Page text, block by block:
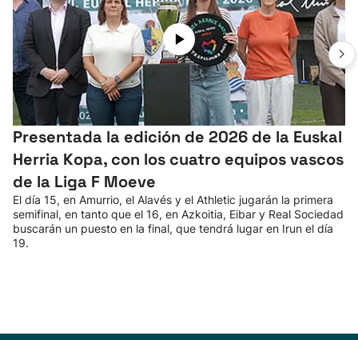
Presentada la edición de 2026 de la Euskal
Herria Kopa, con los cuatro equipos vascos
de la Liga F Moeve
El día 15, en Amurrio, el Alavés y el Athletic jugarán la primera
semifinal, en tanto que el 16, en Azkoitia, Eibar y Real Sociedad
buscarán un puesto en la final, que tendrá lugar en Irun el día
19.